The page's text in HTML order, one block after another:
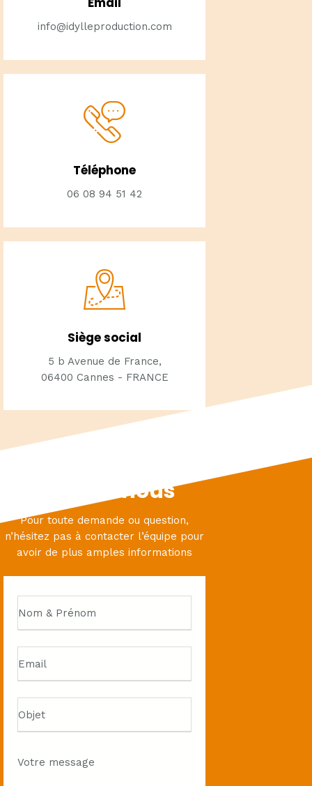
info@idylleproduction.com
Téléphone
06 08 94 51 42
Siège social
5 b Avenue de France,
06400 Cannes - FRANCE
Écrivez-nous
Pour toute demande ou question,
n’hésitez pas à contacter l’équipe pour
avoir de plus amples informations